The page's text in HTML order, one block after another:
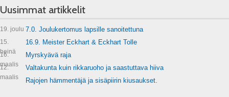
Uusimmat artikkelit
19. joulu 7.0. Joulukertomus lapsille sanoitettuna
15.
heinä
16.9. Meister Eckhart & Eckhart Tolle
16.
maalis
Myrskyävä raja
12.
maalis
Valtakunta kuin rikkaruoho ja saastuttava hiiva
Rajojen hämmentäjä ja sisäpiirin kiusaukset.